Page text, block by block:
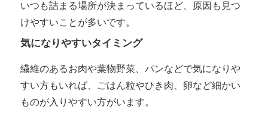
いつも詰まる場所が決まっているほど、原因も見つ
けやすいことが多いです。
気になりやすいタイミング
繊維のあるお肉や葉物野菜、パンなどで気になりや
すい方もいれば、ごはん粒やひき肉、卵など細かい
ものが入りやすい方がいます。